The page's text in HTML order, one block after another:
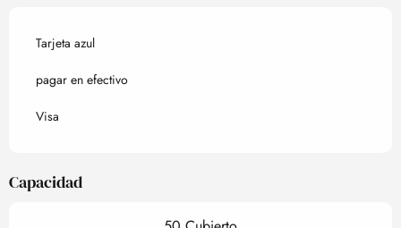
Tarjeta azul
pagar en efectivo
Visa
Capacidad